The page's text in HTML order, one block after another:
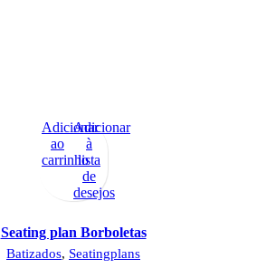
Adicionar
ao
carrinho
Adicionar
à
lista
de
desejos
Seating plan Borboletas
Batizados, Seatingplans